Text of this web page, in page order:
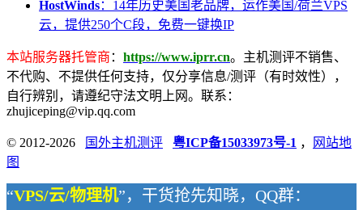
HostWinds：14年历史美国老品牌，运作美国/荷兰VPS
云，提供250个C段，免费一键换IP
本站服务器托管商 ： https://www.iprr.cn。主机测评不销售、
不代购、不提供任何支持，仅分享信息/测评（有时效性），
自行辨别，请遵纪守法文明上网。联系：
zhujiceping@vip.qq.com
© 2012-2026 国外主机测评 粤ICP备15033973号-1 ，
网站地
图
“VPS/云/物理机”，干货抢先知晓，QQ群：